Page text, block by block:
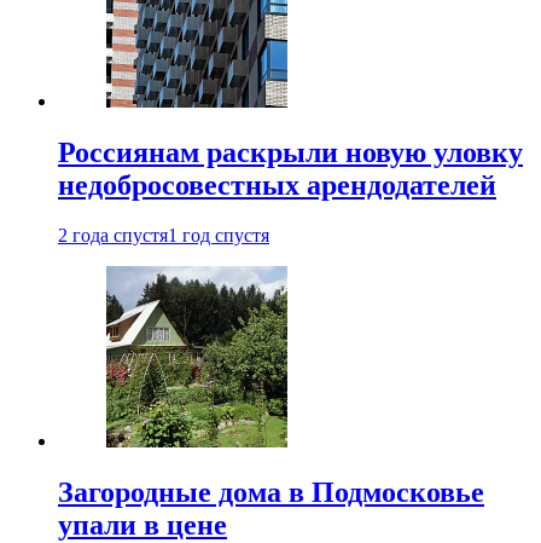
Россиянам раскрыли новую уловку
недобросовестных арендодателей
2 года спустя1 год спустя
Загородные дома в Подмосковье
упали в цене